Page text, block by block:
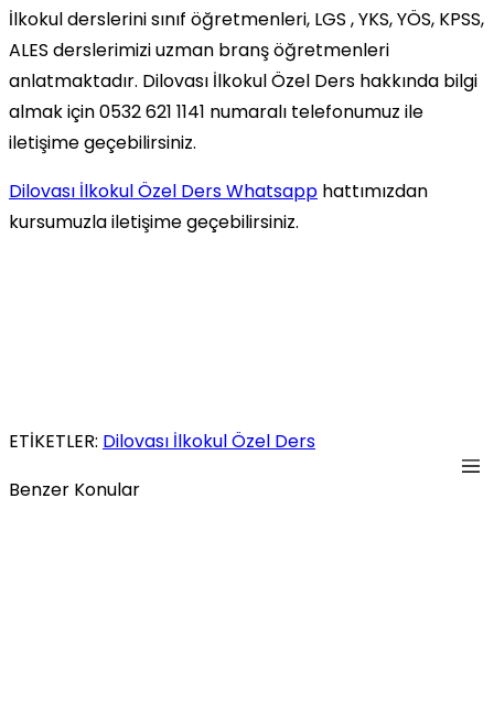
İlkokul derslerini sınıf öğretmenleri, LGS , YKS, YÖS, KPSS,
ALES derslerimizi uzman branş öğretmenleri
anlatmaktadır. Dilovası İlkokul Özel Ders hakkında bilgi
almak için 0532 621 1141 numaralı telefonumuz ile
iletişime geçebilirsiniz.
Dilovası İlkokul Özel Ders Whatsapp hattımızdan
kursumuzla iletişime geçebilirsiniz.
ETİKETLER: Dilovası İlkokul Özel Ders
Benzer Konular